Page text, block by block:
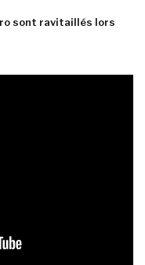
sont ravitaillés lors